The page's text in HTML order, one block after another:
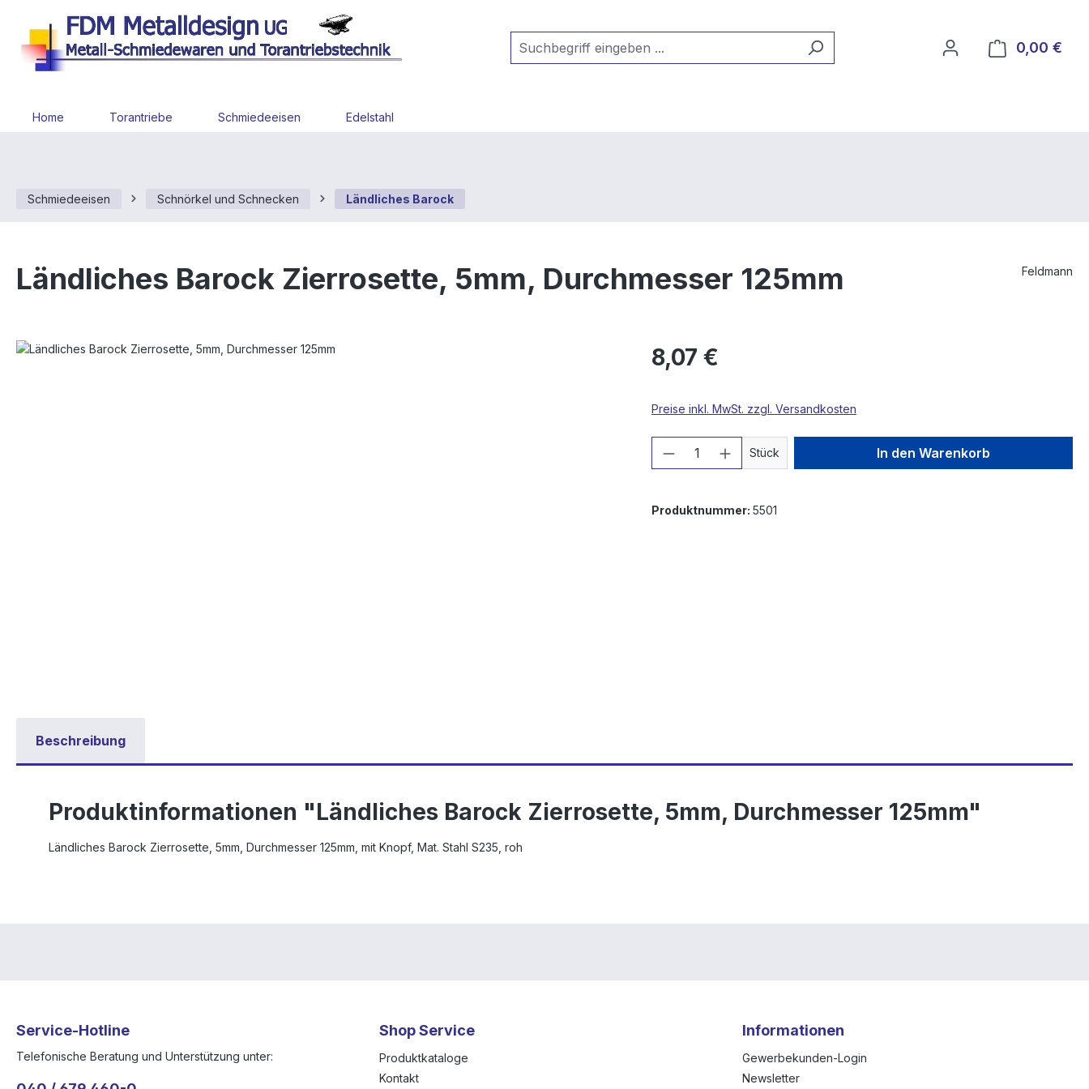
Hauptinhalt springen
Zur Suche springen
Zur Hauptnavigation springen
0,00 €
Home Torantriebe Schmiedeeisen Edelstahl
Schmiedeeisen Schnörkel und Schnecken Ländliches Barock
Ländliches Barock Zierrosette, 5mm, Durchmesser 125mm Feldmann
Bildergalerie überspringen 8,07 €
Preise inkl. MwSt. zzgl. Versandkosten
Produkt Anzahl: Gib den gewünschten Wert
Stück In den Warenkorb
Produktnummer: 5501
Beschreibung
Produktinformationen "Ländliches Barock Zierrosette, 5mm, Durchmesser 125mm"
Ländliches Barock Zierrosette, 5mm, Durchmesser 125mm, mit Knopf, Mat. Stahl S235, roh
Service-Hotline
Telefonische Beratung und Unterstützung unter:
Shop Service
Produktkataloge
Kontakt
Informationen
Gewerbekunden-Login
Newsletter